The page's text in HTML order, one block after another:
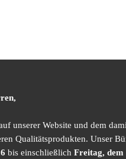
unserer Website und dem
Qualitätsprodukten. Unser
bis einschließlich Freitag, dem